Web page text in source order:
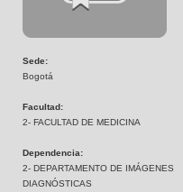
Sede:
Bogotá
Facultad:
2- FACULTAD DE MEDICINA
Dependencia:
2- DEPARTAMENTO DE IMÁGENES
DIAGNÓSTICAS